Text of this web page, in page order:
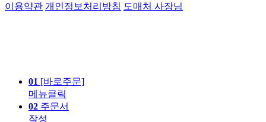
이용약관 개인정보처리방침 도매처 사장님
01 [바로주문]
메뉴클릭
02 주문서
작성